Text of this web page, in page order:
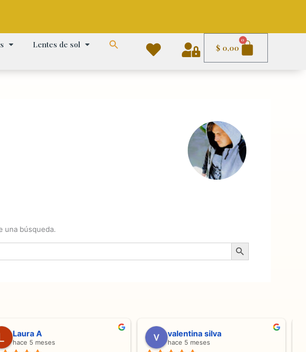
Lentes de sol $ 0,00
0
Carrito
una búsqueda.
Botón de búsqueda
Laura A
hace 5 meses
valentina silva
hace 5 meses